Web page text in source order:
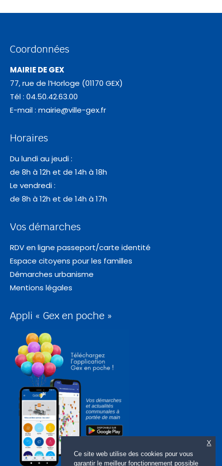
Coordonnées
MAIRIE DE GEX
77, rue de l’Horloge (01170 GEX)
Tél : 04.50.42.63.00
E-mail : mairie@ville-gex.fr
Horaires
Du lundi au jeudi :
de 8h à 12h et de 14h à 18h
Le vendredi :
de 8h à 12h et de 14h à 17h
Vos démarches
RDV en ligne passeport/carte identité
Espace citoyens pour les familles
Démarches urbanisme
Mentions légales
Appli « Gex en poche »
Ce site web utilise des cookies pour vous
garantir le meilleur fonctionnement possible
X